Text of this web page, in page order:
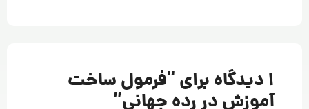
1 دیدگاه برای “ فرمول ساخت
آموزش در رده جهانی”